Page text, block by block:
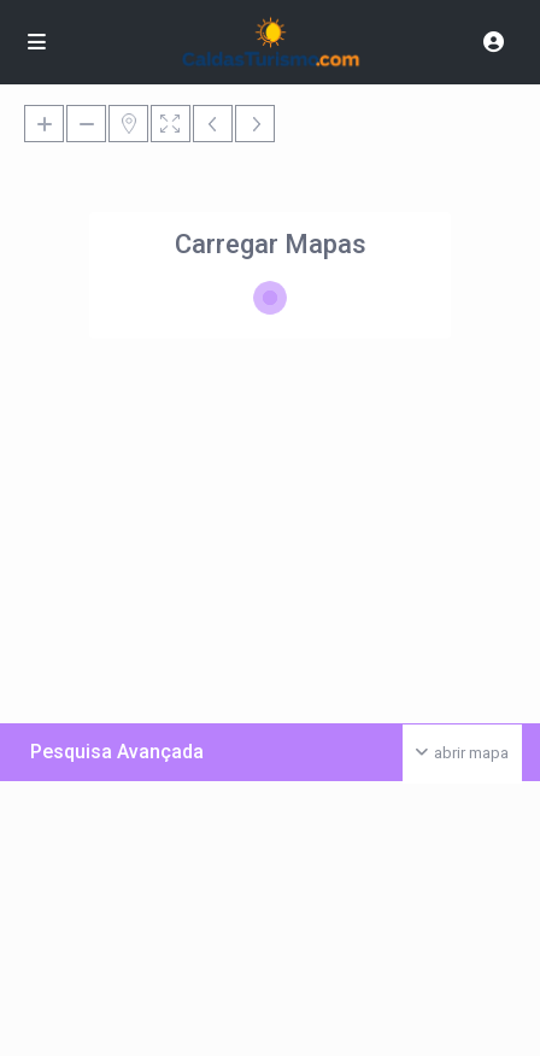
Carregar Mapas
abrir mapa
Pesquisa Avançada